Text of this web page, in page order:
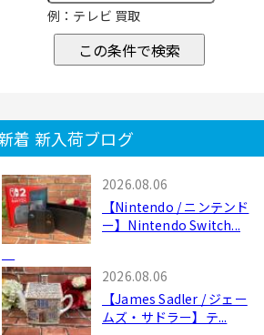
例：テレビ 買取
この条件で検索
着 新入荷ブログ
2026.08.06
【Nintendo / ニンテンド
ー】Nintendo Switch...
2026.08.06
【James Sadler / ジェー
ムズ・サドラー】テ...